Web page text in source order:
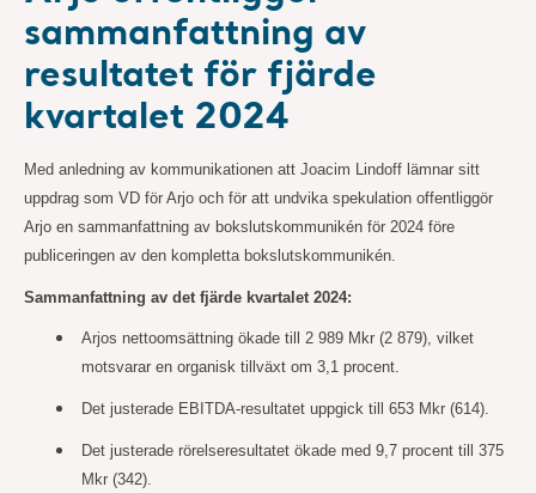
sammanfattning av
resultatet för fjärde
kvartalet 2024
Med anledning av kommunikationen att Joacim Lindoff lämnar sitt
uppdrag som VD för Arjo och för att undvika spekulation offentliggör
Arjo en sammanfattning av bokslutskommunikén för 2024 före
publiceringen av den kompletta bokslutskommunikén.
Sammanfattning av det fjärde kvartalet 2024:
Arjos nettoomsättning ökade till 2 989 Mkr (2 879), vilket
motsvarar en organisk tillväxt om 3,1 procent.
Det justerade EBITDA-resultatet uppgick till 653 Mkr (614).
Det justerade rörelseresultatet ökade med 9,7 procent till 375
Mkr (342).